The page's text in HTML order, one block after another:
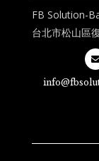
FB Solution-
台北市松山區